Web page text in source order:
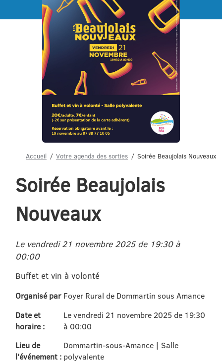
Menu
Accueil Votre agenda des sorties Soirée Beaujolais Nouveaux
Soirée Beaujolais
Nouveaux
Le vendredi 21 novembre 2025 de 19:30 à
00:00
Buffet et vin à volonté
Organisé par Foyer Rural de Dommartin sous Amance
Date et
horaire :
Le vendredi 21 novembre 2025 de 19:30
à 00:00
Lieu de
l'événement :
Dommartin-sous-Amance | Salle
polyvalente